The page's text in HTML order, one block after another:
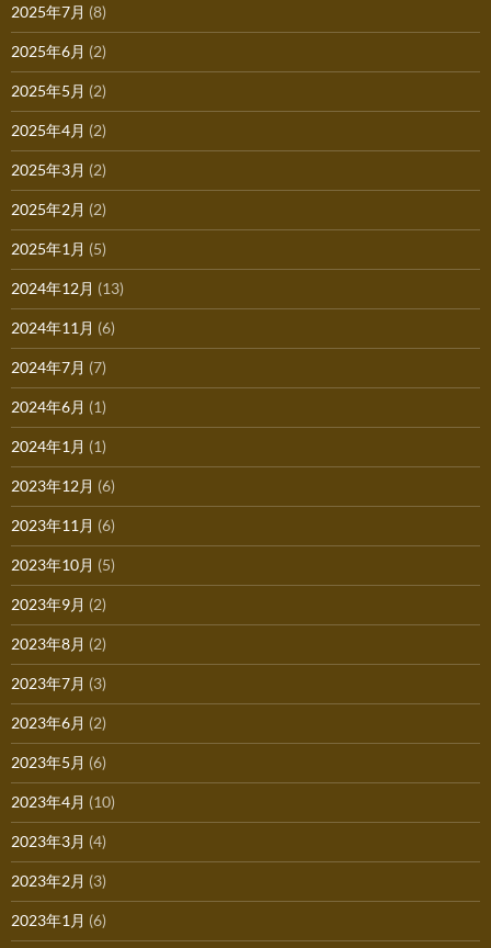
2025年7月 (8)
2025年6月 (2)
2025年5月 (2)
2025年4月 (2)
2025年3月 (2)
2025年2月 (2)
2025年1月 (5)
2024年12月 (13)
2024年11月 (6)
2024年7月 (7)
2024年6月 (1)
2024年1月 (1)
2023年12月 (6)
2023年11月 (6)
2023年10月 (5)
2023年9月 (2)
2023年8月 (2)
2023年7月 (3)
2023年6月 (2)
2023年5月 (6)
2023年4月 (10)
2023年3月 (4)
2023年2月 (3)
2023年1月 (6)